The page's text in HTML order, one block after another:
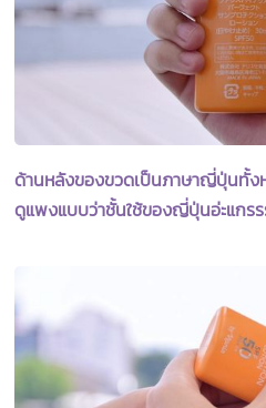
ด้านหลังของขวดเป็นภาษาญี่ปุ่นทั้ง
ดูแพงแบบว่าชั้นใช้ของญี่ปุ่นอ่ะแกรร